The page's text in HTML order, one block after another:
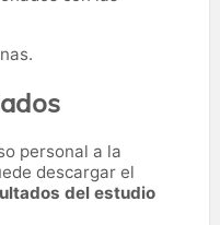
personal a la
descargar el
del estudio